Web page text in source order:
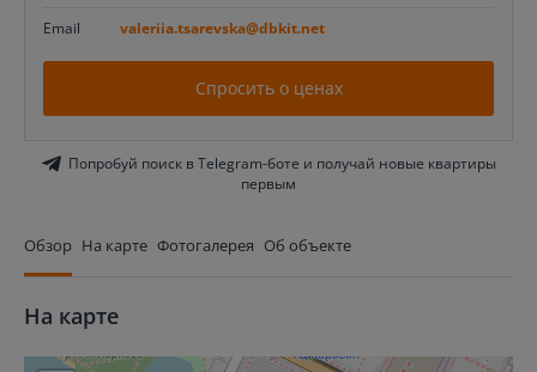
Email valeriia.tsarevska@dbkit.net
Спросить о ценах
Попробуй поиск в Telegram-боте и получай новые квартиры
первым
Обзор На карте Фотогалерея Об объекте
На карте